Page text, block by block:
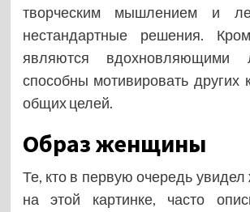
творческим мышлением и
нестандартные решения.
являются вдохновляющими
способны мотивировать других
общих целей.
Образ женщины
Те, кто в первую очередь
на этой картинке, часто